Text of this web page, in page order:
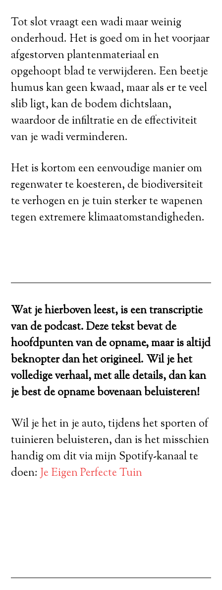
Tot slot vraagt een wadi maar weinig
onderhoud. Het is goed om in het voorjaar
afgestorven plantenmateriaal en
opgehoopt blad te verwijderen. Een beetje
humus kan geen kwaad, maar als er te veel
slib ligt, kan de bodem dichtslaan,
waardoor de infiltratie en de effectiviteit
van je wadi verminderen.
Het is kortom een eenvoudige manier om
regenwater te koesteren, de biodiversiteit
te verhogen en je tuin sterker te wapenen
tegen extremere klimaatomstandigheden.
Wat je hierboven leest, is een transcriptie
van de podcast. Deze tekst bevat de
hoofdpunten van de opname, maar is altijd
beknopter dan het origineel. Wil je het
volledige verhaal, met alle details, dan kan
je best de opname bovenaan beluisteren!
Wil je het in je auto, tijdens het sporten of
tuinieren beluisteren, dan is het misschien
handig om dit via mijn Spotify-kanaal te
doen:Je Eigen Perfecte Tuin